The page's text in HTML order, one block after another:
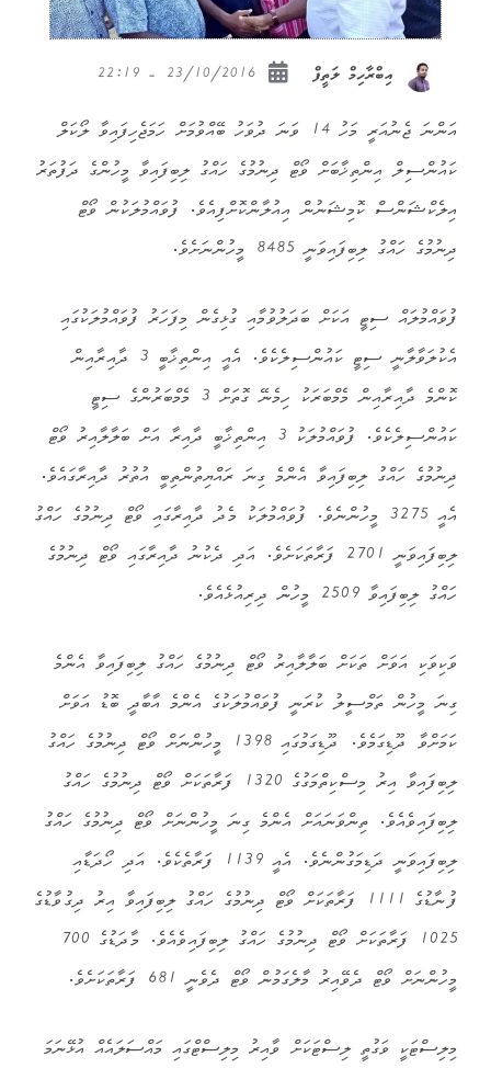
އިބްރާހިމް ލަތީފް
އަންނަ ޖެނުއަރީ މަހު 14 ވަނަ ދުވަހު ބޭއްވުމަށް ހަމަޖެހިފައިވާ ލޯކަލް
ކައުންސިލް އިންތިޚާބަށް ވޯޓް ދިނުމުގެ ހައްގު ލިބިފައިވާ މީހުންގެ ދަފުތަރު
އިލެކްޝަންސް ކޮމިޝަނުން އިއުލާންކޮށްފިއެވެ. ފުވައްމުލަކުން ވޯޓް
ދިނުމުގެ ހައްގު ލިބިފައިވަނީ 8485 މީހުންނަށެވެ.
ފުވައްމުލައް ސިޓީ އަކަށް ބަދަލުވުމާއި ގުޅިގެން މިފަހަރު ފުވައްމުލަކުގައި
އެކުލަވާލާނީ ސިޓީ ކައުންސިލެކެވެ. އެއީ އިންތިޚާބީ 3 ދާއިރާއިން
ކޮންމެ ދާއިރާއިން މެމްބަރަކު ހިމެނޭ ގޮތަށް 3 މެމްބަރުންގެ ސިޓީ
ކައުންސިލެކެވެ. ފުވައްމުލަކު 3 އިންތިޚާބީ ދާއިރާ އަށް ބަލާލާއިރު ވޯޓް
ދިނުމުގެ ހައްގު ލިބިފައިވާ އެންމެ ގިނަ ރައްޔިތުންތިބީ އުތުރު ދާއިރާގައެވެ.
އެއީ 3275 މީހުންނެވެ. ފުވައްމުލަކު މެދު ދާއިރާގައި ވޯޓް ދިނުމުގެ ހައްގު
ލިބިފައިވަނީ 2701 ފަރާތަކަށެވެ. އަދި ދެކުނު ދާއިރާގައި ވޯޓް ދިނުމުގެ
ހައްގު ލިބިފައިވާ 2509 މީހުން ދިރިއުޅެއެވެ.
ވަކިވަކި އަވަށް ތަކަށް ބަލާލާއިރު ވޯޓް ދިނުމުގެ ހައްގު ލިބިފައިވާ އެންމެ
ގިނަ މީހުން ތަމްސީލު ކުރަނީ ފުވައްމުލަކުގެ އެންމެ އާބާދީ ބޮޑު އަވަށް
ކަމަށްވާ ދޫޑިގަމެވެ. ދޫޑިގަމުގައި 1398 މީހުންނަށް ވޯޓް ދިނުމުގެ ހައްގު
ލިބިފައިވާ އިރު މިސްކިތްމަގުގެ 1320 ފަރާތަކަށް ވޯޓް ދިނުމުގެ ހައްގު
ލިބިފައިވެއެވެ. ތިންވަނައަށް އެންމެ ގިނަ މީހުންނަށް ވޯޓް ދިނުމުގެ ހައްގު
ލިބިފައިވަނީ ދަޑިމަގުންނެވެ. އެއީ 1139 ފަރާތެކެވެ. އަދި ހޯދަޑާއި
ފުނާޑުގެ 1111 ފަރާތަކަށް ވޯޓް ދިނުމުގެ ހައްގު ލިބިފައިވާ އިރު ދިގުވާޑުގެ
1025 ފަރާތަކަށް ވޯޓް ދިނުމުގެ ހައްގު ލިބިފައިވެއެވެ. މާދަޑުގެ 700
މީހުންނަށް ވޯޓް ދެވޭއިރު މާލެގަމުން ވޯޓް ދެވެނީ 681 ފަރާތަކަށެވެ.
މިލިސްޓަކީ ވަގުތީ ލިސްޓަކަށް ވާއިރު މިލިސްޓްގައި މައްސަލައެއް އުޅޭނަމަ